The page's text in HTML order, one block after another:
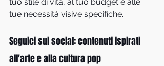
tue necessità visive specifiche.
Seguici sui social: contenuti ispirati
all'arte e alla cultura pop